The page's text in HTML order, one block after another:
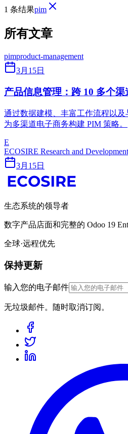
1 条结果pim
所有文章
pimproduct-management
3月15日
产品信息管理：跨 10 多个
通过数据建模、丰富工作流程以及
为多渠道电子商务构建 PIM 策略。
E
ECOSIRE Research and
3月15日
生态系统的领导者
数字产品店面和完整的 Odoo 19
全球·远程优先
保持更新
输入您的电子邮件
无垃圾邮件。随时取消订阅。